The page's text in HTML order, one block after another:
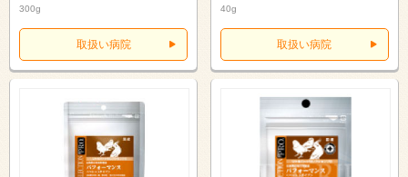
300g
取扱い病院
40g
取扱い病院